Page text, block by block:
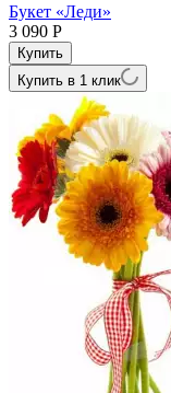
Букет «Леди»
3 090 Р
Купить в 1 клик